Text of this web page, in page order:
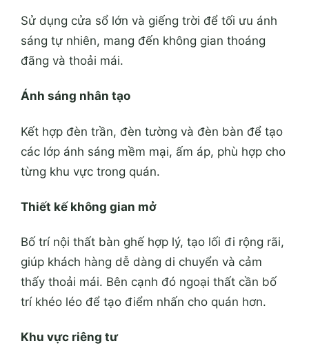
Sử dụng cửa sổ lớn và giếng trời để tối ưu ánh
sáng tự nhiên, mang đến không gian thoáng
đãng và thoải mái.
Ánh sáng nhân tạo
Kết hợp đèn trần, đèn tường và đèn bàn để tạo
các lớp ánh sáng mềm mại, ấm áp, phù hợp cho
từng khu vực trong quán.
Thiết kế không gian mở
Bố trí nội thất bàn ghế hợp lý, tạo lối đi rộng rãi,
giúp khách hàng dễ dàng di chuyển và cảm
thấy thoải mái. Bên cạnh đó ngoại thất cần bố
trí khéo léo để tạo điểm nhấn cho quán hơn.
Khu vực riêng tư